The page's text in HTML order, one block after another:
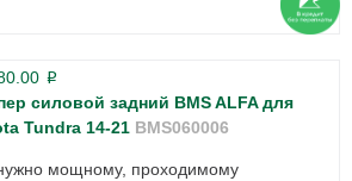
p
силовой задний BMS ALFA для
Tundra 14-21 BMS060006
мощному, проходимому